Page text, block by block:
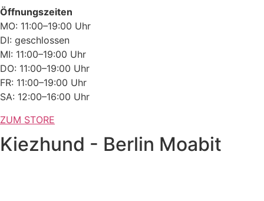
Öffnungszeiten
MO: 11:00–19:00 Uhr
DI: geschlossen
MI: 11:00–19:00 Uhr
DO: 11:00–19:00 Uhr
FR: 11:00–19:00 Uhr
SA: 12:00–16:00 Uhr
ZUM STORE
Kiezhund - Berlin Moabit